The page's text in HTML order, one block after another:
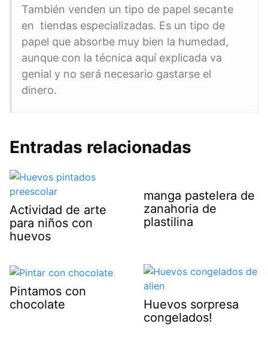
También venden un tipo de papel secante
en tiendas especializadas. Es un tipo de
papel que absorbe muy bien la humedad,
aunque con la técnica aquí explicada va
genial y no será necesario gastarse el
dinero.
Entradas relacionadas
Actividad de arte
para niños con
huevos
manga pastelera de
zanahoria de
plastilina
Pintamos con
chocolate
Huevos sorpresa
congelados!